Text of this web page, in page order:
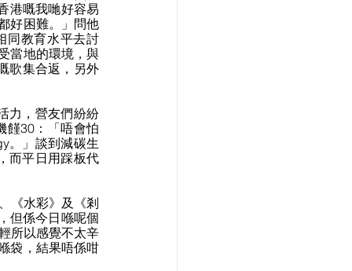
港嘅我哋好容易
好困難。」問他
同教育水平去討
當地的環境，與
歌集合返，另外
力，營友們紛紛
饉30：「唔會怕
。」談到減碳生
而平日用踩板代
《水彩》及《剎
但係今日喺呢個
所以感覺不太辛
袋，結果唔係咁